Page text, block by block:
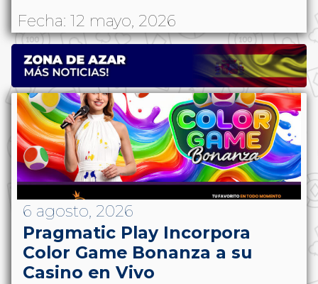
Fecha: 12 mayo, 2026
6 agosto, 2026
Pragmatic Play Incorpora
Color Game Bonanza a su
Casino en Vivo